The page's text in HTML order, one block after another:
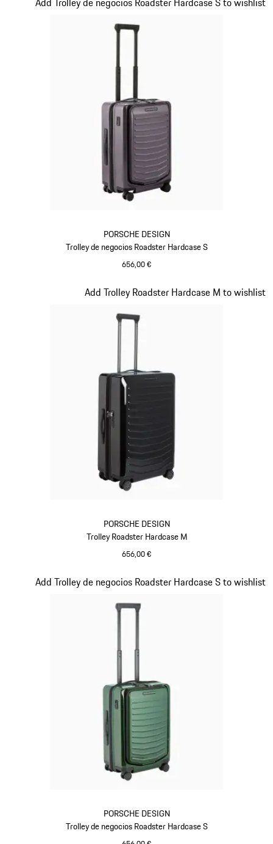
PORSCHE DESIGN
Trolley de negocios Roadster Hardcase S
656,00 €
PORSCHE DESIGN
Trolley Roadster Hardcase M
656,00 €
Add Trolley Roadster Hardcase M to wishlist
Diapositiva 11 de 20
PORSCHE DESIGN
Trolley de negocios Roadster Hardcase S
Add Trolley de negocios Roadster Hardcase S to wishlist
Diapositiva 12 de 20